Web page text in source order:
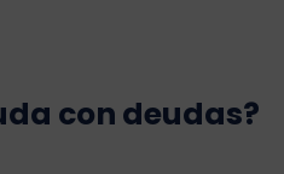
con deudas?